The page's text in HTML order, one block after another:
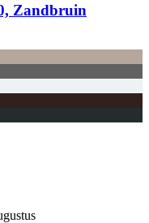
Zandbruin